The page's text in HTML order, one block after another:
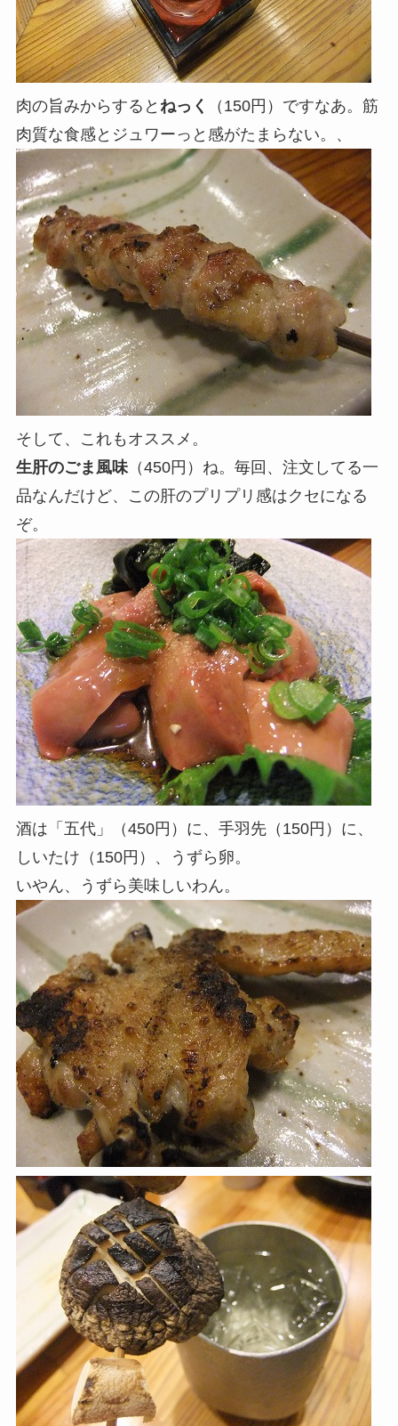
肉の旨みからすると ねっく
（150円）ですなあ。筋
肉質な食感とジュワーっと感がたまらない。、
そして、これもオススメ。
生肝のごま風味（450円）ね。毎回、注文してる一
品なんだけど、この肝のプリプリ感はクセになる
ぞ。
酒は「五代」（450円）に、手羽先（150円）に、
しいたけ（150円）、うずら卵。
いやん、うずら美味しいわん。